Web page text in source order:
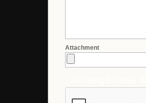
Attachment